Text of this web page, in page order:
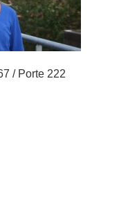
/ Porte 222